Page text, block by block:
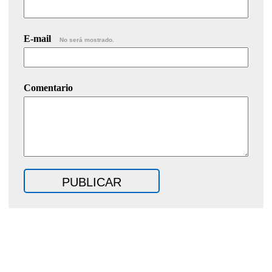
E-mail No será mostrado.
Comentario